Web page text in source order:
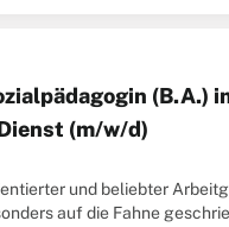
(B.A.)
(m/w/d)
und beliebter
auf die Fahne